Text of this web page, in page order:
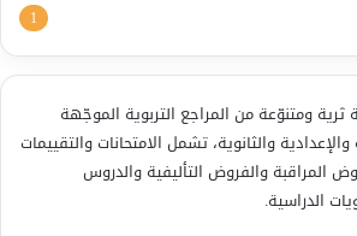
1
ومتنوّعة من المراجع التربوية الموجّهة
والإعدادية والثانوية، تشمل الامتحانات والتقييمات
المراقبة والفروض التأليفية والدروس
الدراسية.